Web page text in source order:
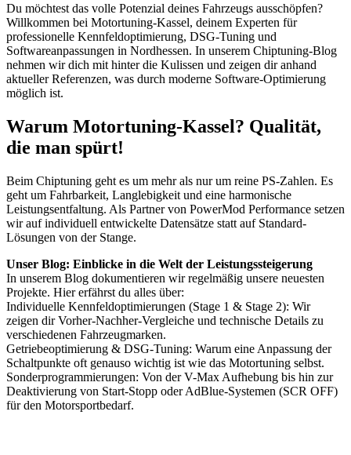
Du möchtest das volle Potenzial deines Fahrzeugs ausschöpfen?
Willkommen bei Motortuning-Kassel, deinem Experten für
professionelle Kennfeldoptimierung, DSG-Tuning und
Softwareanpassungen in Nordhessen. In unserem Chiptuning-Blog
nehmen wir dich mit hinter die Kulissen und zeigen dir anhand
aktueller Referenzen, was durch moderne Software-Optimierung
möglich ist.
Warum Motortuning-Kassel? Qualität,
die man spürt!
Beim Chiptuning geht es um mehr als nur um reine PS-Zahlen. Es
geht um Fahrbarkeit, Langlebigkeit und eine harmonische
Leistungsentfaltung. Als Partner von PowerMod Performance setzen
wir auf individuell entwickelte Datensätze statt auf Standard-
Lösungen von der Stange.
Unser Blog: Einblicke in die Welt der Leistungssteigerung
In unserem Blog dokumentieren wir regelmäßig unsere neuesten
Projekte. Hier erfährst du alles über:
Individuelle Kennfeldoptimierungen (Stage 1 & Stage 2): Wir
zeigen dir Vorher-Nachher-Vergleiche und technische Details zu
verschiedenen Fahrzeugmarken.
Getriebeoptimierung & DSG-Tuning: Warum eine Anpassung der
Schaltpunkte oft genauso wichtig ist wie das Motortuning selbst.
Sonderprogrammierungen: Von der V-Max Aufhebung bis hin zur
Deaktivierung von Start-Stopp oder AdBlue-Systemen (SCR OFF)
für den Motorsportbedarf.